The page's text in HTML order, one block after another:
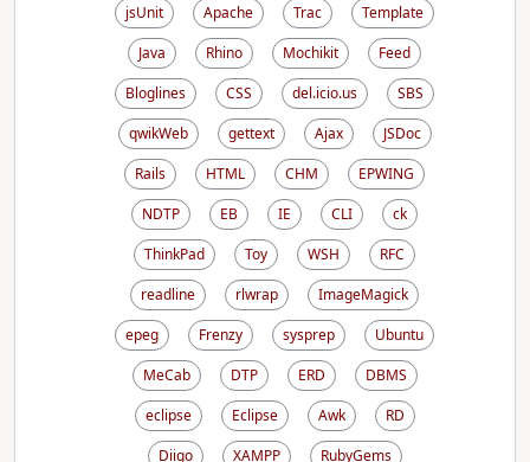
jsUnit
Apache Trac
Template
Java
Rhino Mochikit
Feed
Bloglines
CSS del.icio.us
SBS
qwikWeb
gettext Ajax
JSDoc
Rails
HTML CHM
EPWING
NDTP
EB IE CLI
ck
ThinkPad
Toy WSH
RFC
readline
rlwrap
ImageMagick
epeg
Frenzy sysprep
Ubuntu
MeCab
DTP ERD
DBMS
eclipse
Eclipse Awk
RD
Diigo
XAMPP
RubyGems